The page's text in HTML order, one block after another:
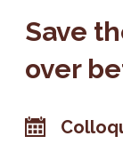
Save
over